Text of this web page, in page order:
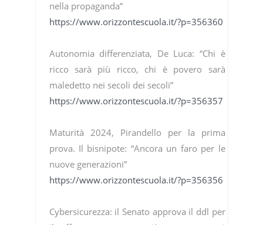
nella propaganda”
https://www.orizzontescuola.it/?p=356360
Autonomia differenziata, De Luca: “Chi è
ricco sarà più ricco, chi è povero sarà
maledetto nei secoli dei secoli”
https://www.orizzontescuola.it/?p=356357
Maturità 2024, Pirandello per la prima
prova. Il bisnipote: “Ancora un faro per le
nuove generazioni”
https://www.orizzontescuola.it/?p=356356
Cybersicurezza: il Senato approva il ddl per